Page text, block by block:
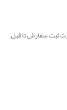
همان روز، در صورت ثبت سفارش تا قبل